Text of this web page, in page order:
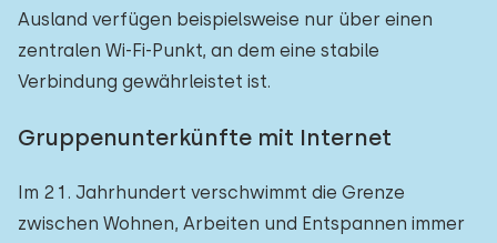
Ausland verfügen beispielsweise nur über einen
zentralen Wi-Fi-Punkt, an dem eine stabile
Verbindung gewährleistet ist.
Gruppenunterkünfte mit Internet
Im 21. Jahrhundert verschwimmt die Grenze
zwischen Wohnen, Arbeiten und Entspannen immer